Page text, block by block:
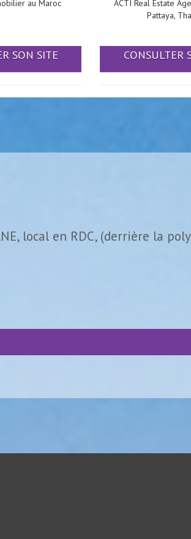
au Maroc
SON SITE
ACTI Real Estate
Pattaya,
CONSULTER
local en RDC, (derrière la